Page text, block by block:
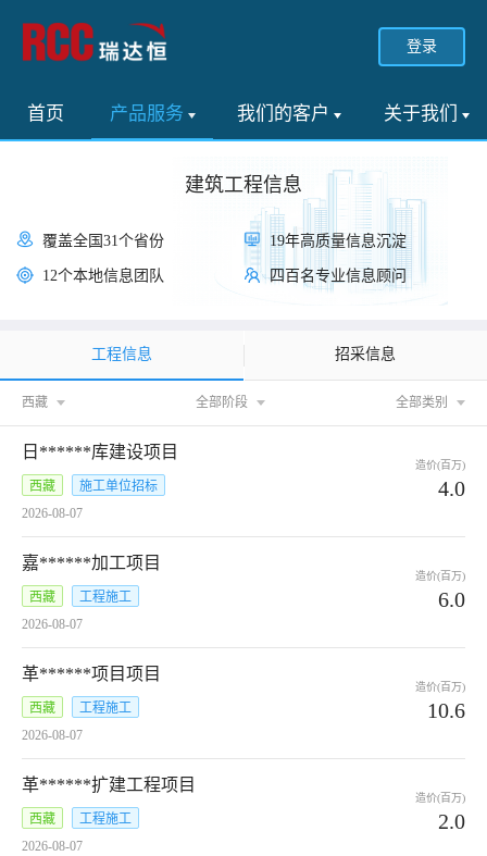
登录
首页 产品服务 我们的客户 关于我们
建筑工程信息
覆盖全国31个省份
12个本地信息团队
19年高质量信息沉淀
四百名专业信息顾问
工程信息 招采信息
西藏 全部阶段 全部类别
日******库建设项目
西藏
施工单位招标
2026-08-07
造价(百万)
4.0
嘉******加工项目
西藏
工程施工
2026-08-07
造价(百万)
6.0
革******项目项目
西藏
工程施工
2026-08-07
造价(百万)
10.6
革******扩建工程项目
西藏
工程施工
2026-08-07
造价(百万)
2.0